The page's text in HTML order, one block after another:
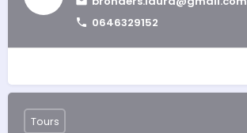
0646329152
Tours